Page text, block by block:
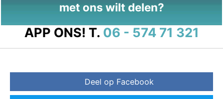
met ons wilt delen?
APP ONS! T. 06 - 574 71 321
Deel op Facebook